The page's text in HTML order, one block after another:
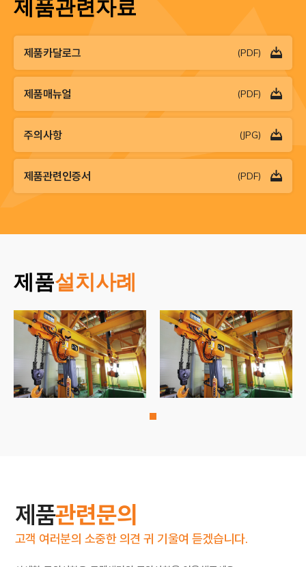
제품관련자료
제품카달로그 (PDF)
제품매뉴얼 (PDF)
주의사항 (JPG)
제품관련인증서 (PDF)
제품설치사례
제품관련문의
고객 여러분의 소중한 의견 귀 기울여 듣겠습니다.